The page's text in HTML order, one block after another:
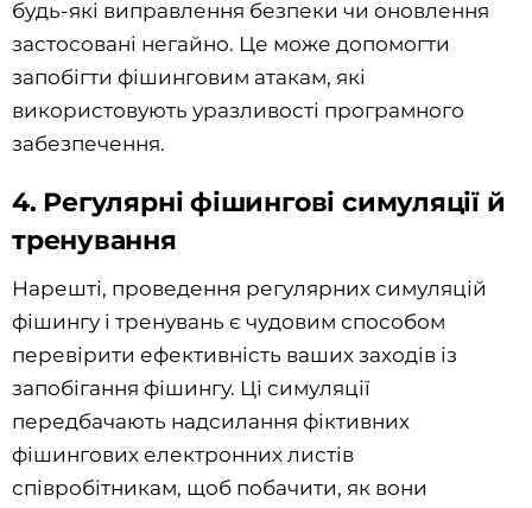
будь-які виправлення безпеки чи оновлення
застосовані негайно. Це може допомогти
запобігти фішинговим атакам, які
використовують уразливості програмного
забезпечення.
4. Регулярні фішингові симуляції й
тренування
Нарешті, проведення регулярних симуляцій
фішингу і тренувань є чудовим способом
перевірити ефективність ваших заходів із
запобігання фішингу. Ці симуляції
передбачають надсилання фіктивних
фішингових електронних листів
співробітникам, щоб побачити, як вони